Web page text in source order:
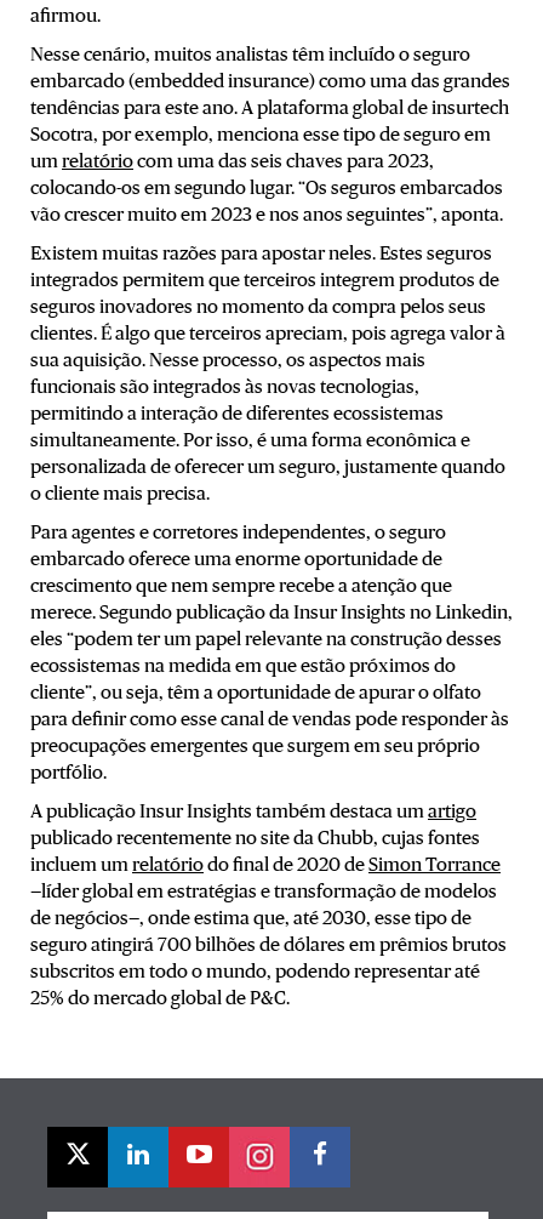
afirmou.
Nesse cenário, muitos analistas têm incluído o seguro
embarcado (embedded insurance) como uma das grandes
tendências para este ano. A plataforma global de insurtech
Socotra, por exemplo, menciona esse tipo de seguro em
um relatóriocom uma das seis chaves para 2023,
colocando-os em segundo lugar. “Os seguros embarcados
vão crescer muito em 2023 e nos anos seguintes”, aponta.
Existem muitas razões para apostar neles. Estes seguros
integrados permitem que terceiros integrem produtos de
seguros inovadores no momento da compra pelos seus
clientes. É algo que terceiros apreciam, pois agrega valor à
sua aquisição. Nesse processo, os aspectos mais
funcionais são integrados às novas tecnologias,
permitindo a interação de diferentes ecossistemas
simultaneamente. Por isso, é uma forma econômica e
personalizada de oferecer um seguro, justamente quando
o cliente mais precisa.
Para agentes e corretores independentes, o seguro
embarcado oferece uma enorme oportunidade de
crescimento que nem sempre recebe a atenção que
merece. Segundo publicação da Insur Insights no Linkedin,
eles “podem ter um papel relevante na construção desses
ecossistemas na medida em que estão próximos do
cliente”, ou seja, têm a oportunidade de apurar o olfato
para definir como esse canal de vendas pode responder às
preocupações emergentes que surgem em seu próprio
portfólio.
A publicação Insur Insights também destaca um artigo
publicado recentemente no site da Chubb, cujas fontes
incluem um relatóriodo final de 2020 deSimon Torrance
—líder global em estratégias e transformação de modelos
de negócios—, onde estima que, até 2030, esse tipo de
seguro atingirá 700 bilhões de dólares em prêmios brutos
subscritos em todo o mundo, podendo representar até
25% do mercado global de P&C.